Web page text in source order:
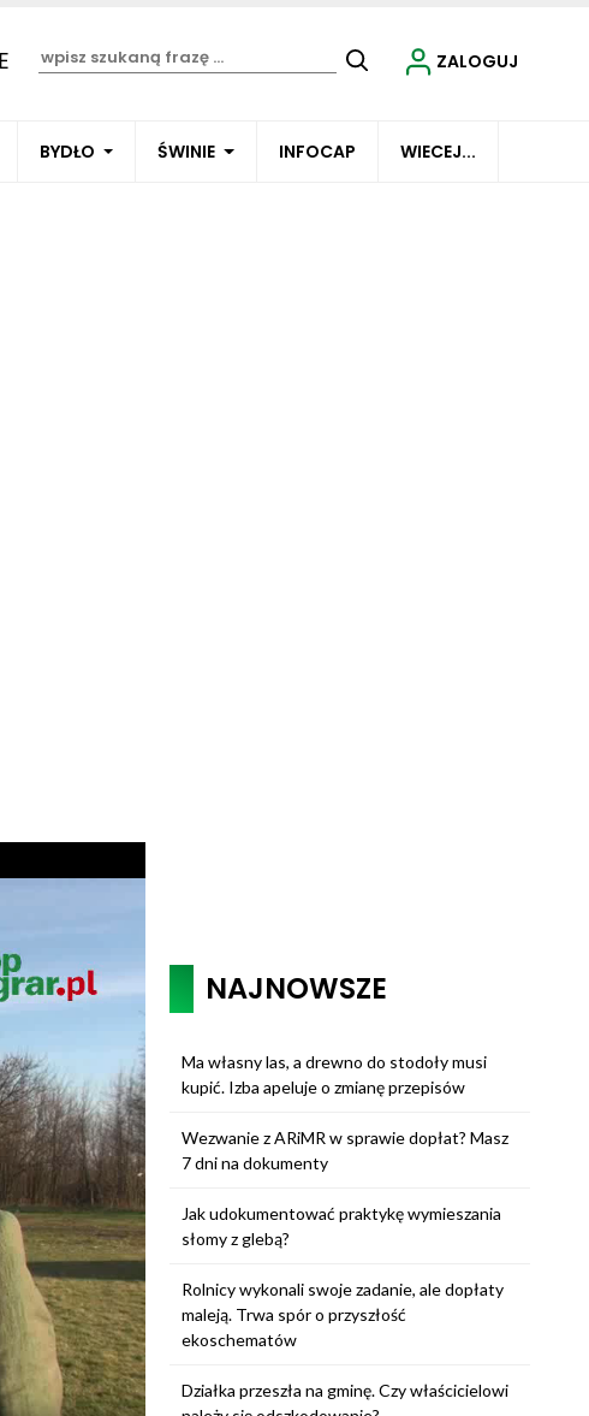
BYDŁO ŚWINIE INFOCAP WIECEJ...
ZALOGUJ
NAJNOWSZE
Ma własny las, a drewno do stodoły musi
kupić. Izba apeluje o zmianę przepisów
Wezwanie z ARiMR w sprawie dopłat? Masz
7 dni na dokumenty
Jak udokumentować praktykę wymieszania
słomy z glebą?
Rolnicy wykonali swoje zadanie, ale dopłaty
maleją. Trwa spór o przyszłość
ekoschematów
Działka przeszła na gminę. Czy właścicielowi